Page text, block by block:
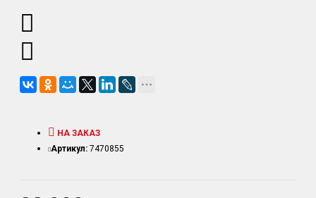
НА ЗАКАЗ
Артикул: 7470855